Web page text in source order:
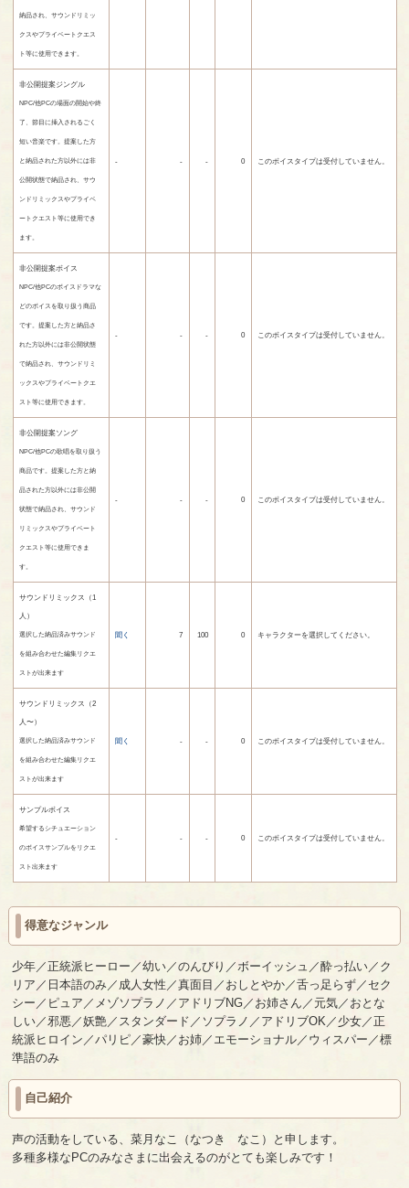
納品され、サウンドリミッ
クスやプライベートクエス
ト等に使用できます。
非公開提案ジングル
NPC/他PCの場面の開始や終
了、節目に挿入されるごく
短い音楽です。提案した方
と納品された方以外には非
公開状態で納品され、サウ
ンドリミックスやプライベ
ートクエスト等に使用でき
ます。
- - - 0 このボイスタイプは受付していません。
非公開提案ボイス
NPC/他PCのボイスドラマな
どのボイスを取り扱う商品
です。提案した方と納品さ
れた方以外には非公開状態
で納品され、サウンドリミ
ックスやプライベートクエ
スト等に使用できます。
- - - 0 このボイスタイプは受付していません。
非公開提案ソング
NPC/他PCの歌唱を取り扱う
商品です。提案した方と納
品された方以外には非公開
状態で納品され、サウンド
リミックスやプライベート
クエスト等に使用できま
す。
- - - 0 このボイスタイプは受付していません。
サウンドリミックス（1
人）
選択した納品済みサウンド
を組み合わせた編集リクエ
ストが出来ます
聞く 7 100 0 キャラクターを選択してください。
サウンドリミックス（2
人〜）
選択した納品済みサウンド
を組み合わせた編集リクエ
ストが出来ます
聞く - - 0 このボイスタイプは受付していません。
サンプルボイス
希望するシチュエーション
のボイスサンプルをリクエ
スト出来ます
- - - 0 このボイスタイプは受付していません。
得意なジャンル
少年／正統派ヒーロー／幼い／のんびり／ボーイッシュ／酔っ払い／ク
リア／日本語のみ／成人女性／真面目／おしとやか／舌っ足らず／セク
シー／ピュア／メゾソプラノ／アドリブNG／お姉さん／元気／おとな
しい／邪悪／妖艶／スタンダード／ソプラノ／アドリブOK／少女／正
統派ヒロイン／パリピ／豪快／お姉／エモーショナル／ウィスパー／標
準語のみ
自己紹介
声の活動をしている、菜月なこ（なつき なこ）と申します。
多種多様なPCのみなさまに出会えるのがとても楽しみです！